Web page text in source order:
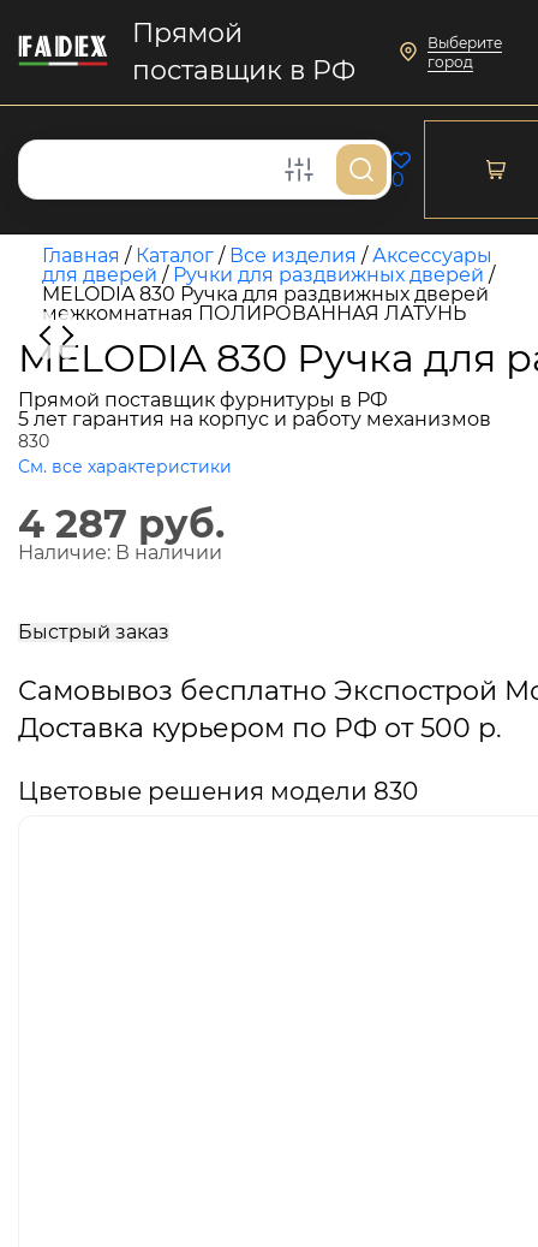
Прямой
поставщик в РФ
Выберите
город
0
Главная / Каталог / Все изделия /Аксессуары
для дверей / Ручки для раздвижных дверей /
MELODIA 830 Ручка для раздвижных дверей
межкомнатная ПОЛИРОВАННАЯ ЛАТУНЬ
MELODIA 830 Ручка
Прямой поставщик фурнитуры в РФ
5 лет гарантия на корпус и работу механизмов
830
См. все характеристики
4 287 руб.
Наличие: В наличии
Быстрый заказ
Самовывоз бесплатно Экспострой
Доставка курьером по РФ от 500 р.
Цветовые решения модели 830